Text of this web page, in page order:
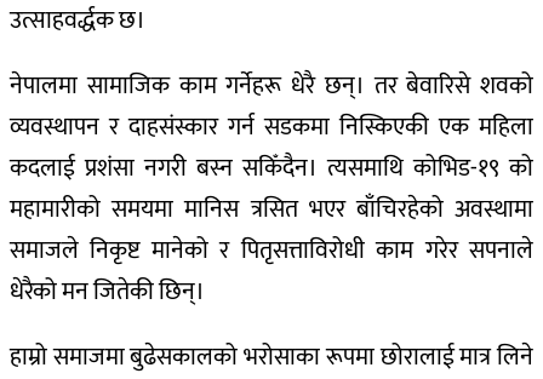
उत्साहवर्द्धक छ।
नेपालमा सामाजिक काम गर्नेहरू धेरै छन्। तर बेवारिसे शवको
व्यवस्थापन र दाहसंस्कार गर्न सडकमा निस्किएकी एक महिला
कदलाई प्रशंसा नगरी बस्न सकिँदैन। त्यसमाथि कोभिड-१९ को
महामारीको समयमा मानिस त्रसित भएर बाँचिरहेको अवस्थामा
समाजले निकृष्ट मानेको र पितृसत्ताविरोधी काम गरेर सपनाले
धेरैको मन जितेकी छिन्।
हाम्रो समाजमा बुढेसकालको भरोसाका रूपमा छोरालाई मात्र लिने